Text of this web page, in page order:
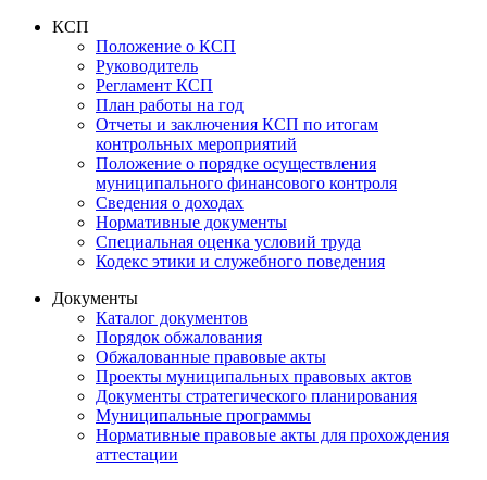
КСП
Положение о КСП
Руководитель
Регламент КСП
План работы на год
Отчеты и заключения КСП по итогам
контрольных мероприятий
Положение о порядке осуществления
муниципального финансового контроля
Сведения о доходах
Нормативные документы
Специальная оценка условий труда
Кодекс этики и служебного поведения
Документы
Каталог документов
Порядок обжалования
Обжалованные правовые акты
Проекты муниципальных правовых актов
Документы стратегического планирования
Муниципальные программы
Нормативные правовые акты для прохождения
аттестации